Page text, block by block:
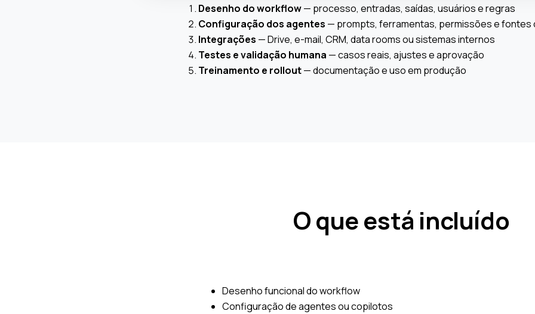
Desenho do workflow— processo, entradas, saídas, usuários e regras
Configuração dos agentes — prompts, ferramentas, permissões e fontes
Integrações — Drive, e-mail, CRM, data rooms ou sistemas internos
Testes e validação humana — casos reais, ajustes e aprovação
Treinamento e rollout— documentação e uso em produção
O que está incluído
Desenho funcional do workflow
Configuração de agentes ou copilotos